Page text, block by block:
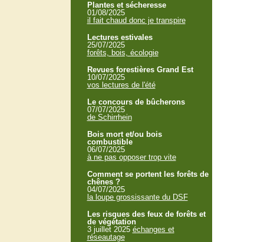
Plantes et sécheresse
01/08/2025
il fait chaud donc je transpire
Lectures estivales
25/07/2025
forêts, bois, écologie
Revues forestières Grand Est
10/07/2025
vos lectures de l'été
Le concours de bûcherons
07/07/2025
de Schirrhein
Bois mort et/ou bois
combustible
06/07/2025
à ne pas opposer trop vite
Comment se portent les forêts de
chênes ?
04/07/2025
la loupe grossissante du DSF
Les risques des feux de forêts et
de végétation
3 juillet 2025 échanges et
réseautage